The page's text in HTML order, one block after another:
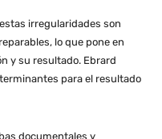
irregularidades son
lo que pone en
y su resultado. Ebrard
para el resultado
documentales y